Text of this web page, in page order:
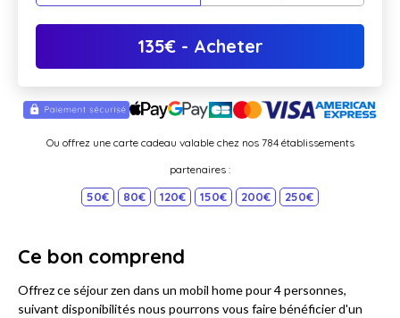
135€- Acheter
Ou offrez une carte cadeau valable chez nos 784 établissements
partenaires :
50€ 80€ 120€ 150€ 200€ 250€
Ce bon comprend
Offrez ce séjour zen dans un mobil home pour 4 personnes,
suivant disponibilités nous pourrons vous faire bénéficier d'un